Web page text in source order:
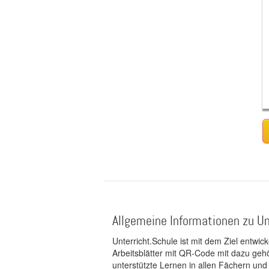
Allgemeine Informationen zu
Unterricht.Schule ist mit dem Ziel
Arbeitsblätter mit QR-Code mit dazu
unterstützte Lernen in allen Fächern